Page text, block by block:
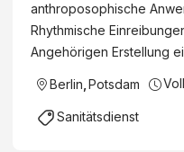
anthroposophische
Rhythmische
Angehörigen Erstellung
Berlin Potsdam
Sanitätsdienst